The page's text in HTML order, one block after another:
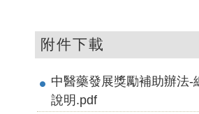
附件下載
中醫藥發展獎勵補助辦法-
說明.pdf